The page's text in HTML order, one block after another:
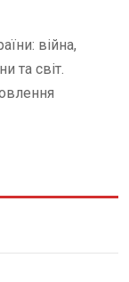
війна,
та світ.